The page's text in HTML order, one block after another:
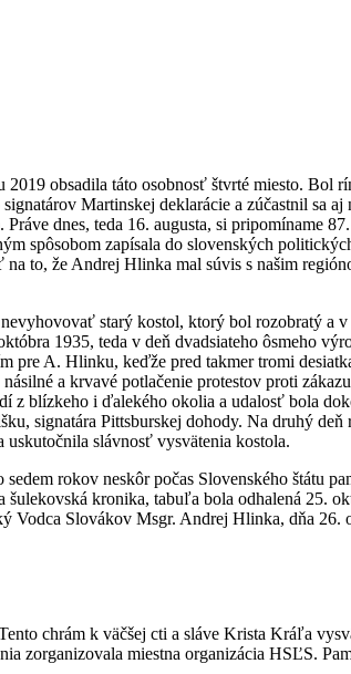
obsadila táto osobnosť štvrté miesto.
Martinskej deklarácie a zúčastnil
dnes, teda 16. augusta, si pripomíname
spôsobom zapísala do slovenských
to, že Andrej Hlinka mal súvis s našim
starý kostol, ktorý bol rozobratý
1935, teda v deň dvadsiateho ôsmeho
pre A. Hlinku, keďže pred takmer tromi
a krvavé potlačenie protestov proti
z blízkeho i ďalekého okolia a udalosť bola
signatára Pittsburskej dohody. Na druhý
uskutočnila slávnosť vysvätenia kostola.
rokov neskôr počas Slovenského štátu
kronika, tabuľa bola odhalená 25.
Slovákov Msgr. Andrej Hlinka, dňa 26.
chrám k väčšej cti a sláve Krista Kráľa
zorganizovala miestna organizácia HSĽS.